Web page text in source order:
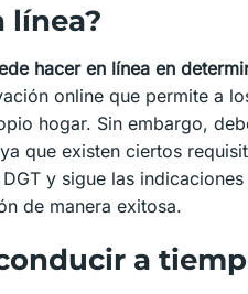
línea?
hacer en línea en
online que permite a
hogar. Sin embargo,
que existen ciertos
y sigue las indicaciones
de manera exitosa.
a